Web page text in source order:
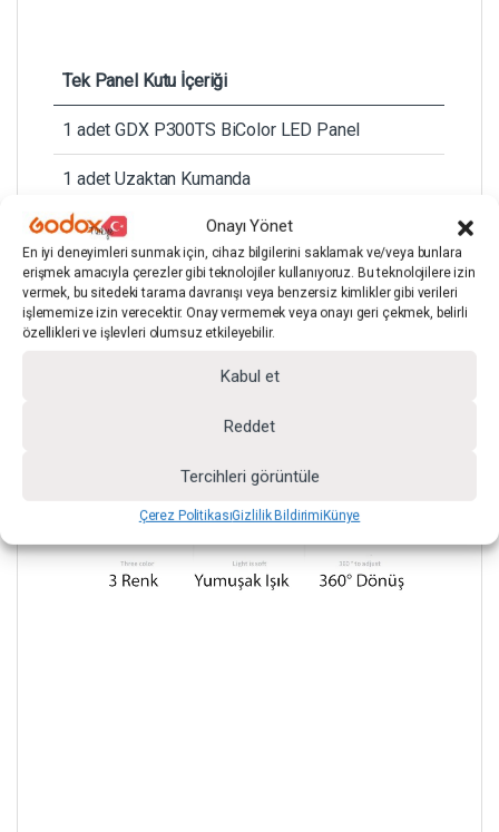
Onayı Yönet
En iyi deneyimleri sunmak için, cihaz bilgilerini saklamak ve/veya bunlara
erişmek amacıyla çerezler gibi teknolojiler kullanıyoruz. Bu teknolojilere izin
vermek, bu sitedeki tarama davranışı veya benzersiz kimlikler gibi verileri
işlememize izin verecektir. Onay vermemek veya onayı geri çekmek, belirli
özellikleri ve işlevleri olumsuz etkileyebilir.
Kabul et
Reddet
Tercihleri görüntüle
Çerez PolitikasıGizlilik BildirimiKünye
Tek Panel Kutu İçeriği
1 adet GDX P300TS BiColor LED Panel
1 adet Uzaktan Kumanda
1 adet Ayak Montaj Aparatı
1 adet Elektrik Kablosu